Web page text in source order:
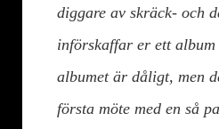
diggare av skräck- och
införskaffar er ett
albumet är dåligt, men
första möte med en så